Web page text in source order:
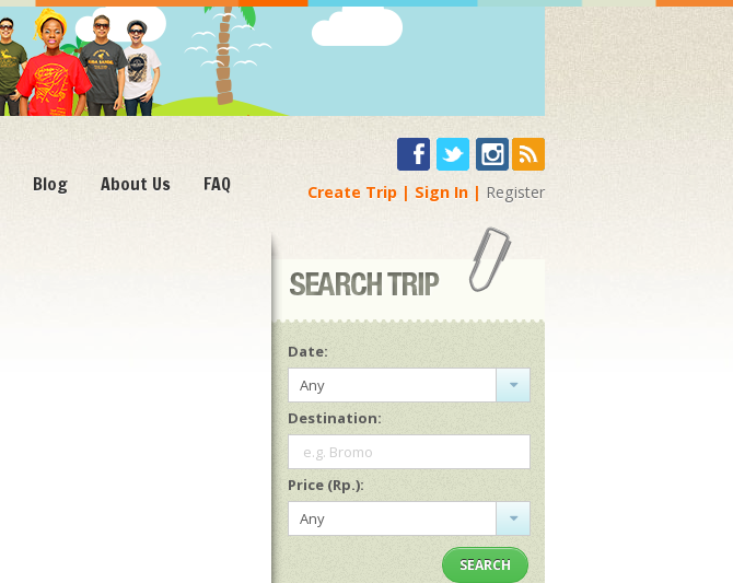
Blog About Us FAQ Create Trip Sign In Register
Date:
Any
Destination:
e.g. Bromo
Price (Rp.):
Any
SEARCH